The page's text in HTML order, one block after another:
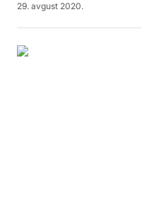
29. avgust 2020.